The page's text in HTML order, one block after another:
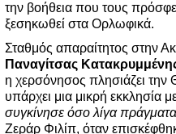
την βοήθεια που τους
ξεσηκωθεί στα Ορλωφικά.
Σταθμός απαραίτητος στην
Παναγίτσας
η χερσόνησος πλησιάζει την
υπάρχει μια μικρή εκκλησία
συγκίνησε όσο λίγα
Ζεράρ Φιλίπ, όταν